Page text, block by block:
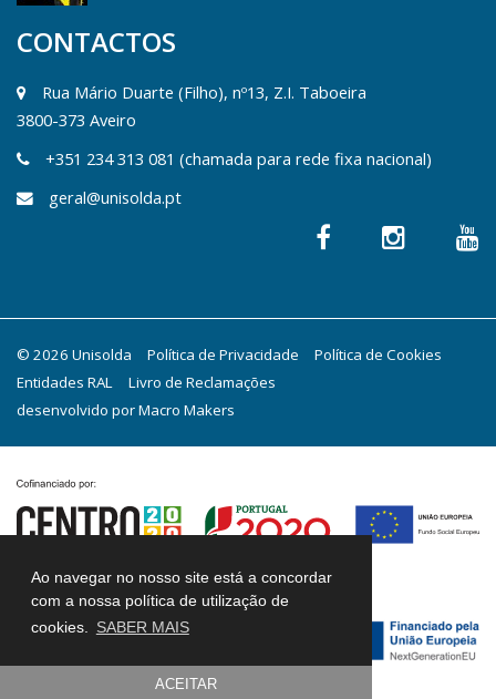
Ao navegar no nosso site está a concordar
com a nossa política de utilização de
cookies.
SABER MAIS
ACEITAR
CONTACTOS
Rua Mário Duarte (Filho), nº13, Z.I. Taboeira
3800-373 Aveiro
+351 234 313 081 (chamada para rede fixa nacional)
geral@unisolda.pt
© 2026 Unisolda Política de Privacidade
Política de Cookies
Entidades RAL
Livro de Reclamações
desenvolvido porMacro Makers